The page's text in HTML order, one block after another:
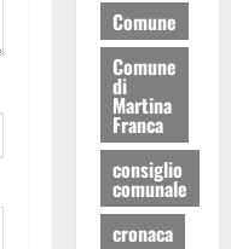
Comune
Comune
di
Martina
Franca
consiglio
comunale
cronaca